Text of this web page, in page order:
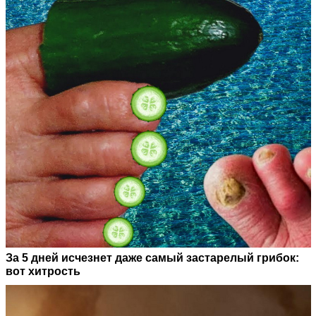
За 5 дней исчезнет даже самый застарелый грибок:
вот хитрость